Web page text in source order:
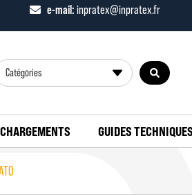
e-mail:inpratex@inpratex.fr
Catégories
GUIDES TECHNIQUES